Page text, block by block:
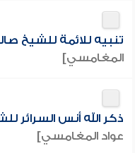
تنبيه للائمة للشيخ
المغامسي]
ذكر الله أنس السرائر
عواد المغامسي]